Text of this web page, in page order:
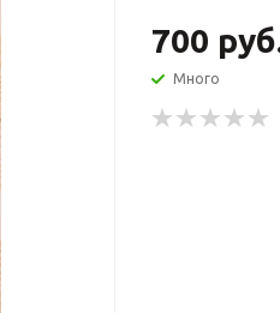
700
Много